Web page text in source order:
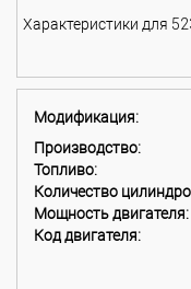
Характеристики для
Модификация:
Производство:
Топливо:
Количество
Мощность двигателя:
Код двигателя: